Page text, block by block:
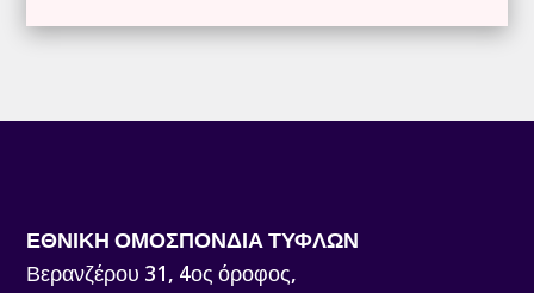
ΕΘΝΙΚΗ ΟΜΟΣΠΟΝΔΙΑ ΤΥΦΛΩΝ
Βερανζέρου 31, 4ος όροφος,